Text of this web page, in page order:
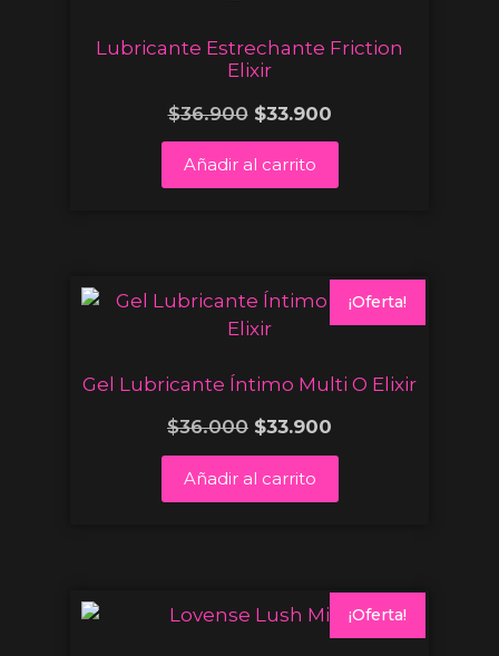
Lubricante Estrechante Friction
Elixir
$36.900 $33.900
Añadir al carrito
¡Oferta!
Gel Lubricante Íntimo Multi O Elixir
$36.000 $33.900
Añadir al carrito
¡Oferta!